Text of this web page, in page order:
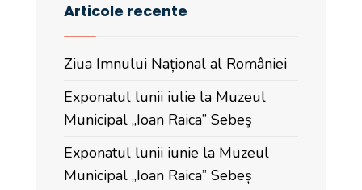
Articole recente
Ziua Imnului Național al României
Exponatul lunii iulie la Muzeul
Municipal „Ioan Raica” Sebeş
Exponatul lunii iunie la Muzeul
Municipal „Ioan Raica” Sebeș